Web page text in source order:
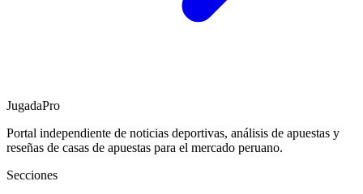
JugadaPro
Portal independiente de noticias deportivas, análisis de apuestas y
reseñas de casas de apuestas para el mercado peruano.
Secciones